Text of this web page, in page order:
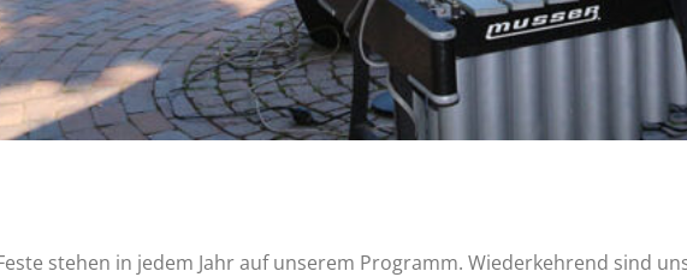
stehen in jedem Jahr auf unserem Programm. Wiederkehrend sind